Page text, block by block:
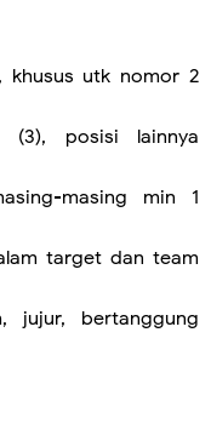
khusus utk nomor 2
(3), posisi lainnya
masing min 1
target dan team
jujur, bertanggung